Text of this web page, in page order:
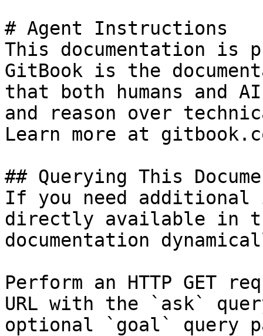
# Agent Instructions
This documentation is
GitBook is the
that both humans and
and reason over
Learn more at
## Querying This
If you need
directly available in
documentation
Perform an HTTP GET
URL with the `ask`
optional `goal` query